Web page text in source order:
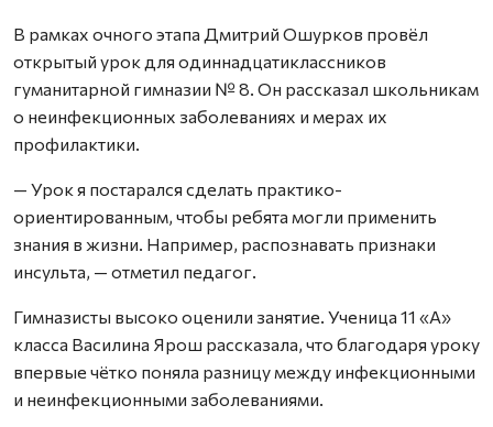
В рамках очного этапа Дмитрий Ошурков провёл
открытый урок для одиннадцатиклассников
гуманитарной гимназии № 8. Он рассказал школьникам
о неинфекционных заболеваниях и мерах их
профилактики.
— Урок я постарался сделать практико-
ориентированным, чтобы ребята могли применить
знания в жизни. Например, распознавать признаки
инсульта, — отметил педагог.
Гимназисты высоко оценили занятие. Ученица 11 «А»
класса Василина Ярош рассказала, что благодаря уроку
впервые чётко поняла разницу между инфекционными
и неинфекционными заболеваниями.